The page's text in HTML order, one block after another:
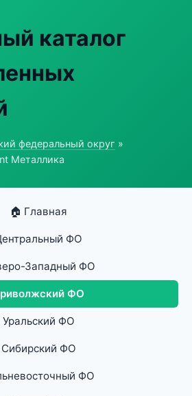
каталог
федеральный округ »
Металлика
🏠 Главная
ФО
Западный ФО
ФО
Уральский ФО
Сибирский ФО
ФО